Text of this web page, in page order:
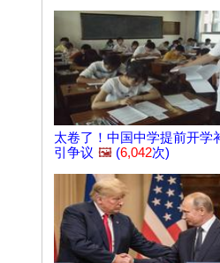
太卷了！中国中学提前开学
引争议 🖼️ (6,042次)